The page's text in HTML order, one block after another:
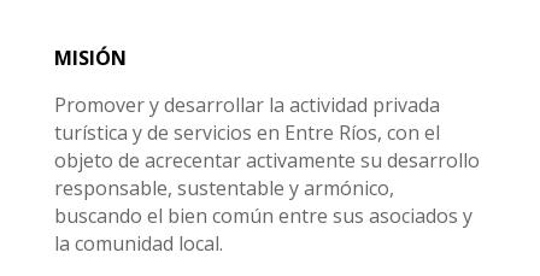
MISIÓN
Promover y desarrollar la actividad privada
turística y de servicios en Entre Ríos, con el
objeto de acrecentar activamente su desarrollo
responsable, sustentable y armónico,
buscando el bien común entre sus asociados y
la comunidad local.